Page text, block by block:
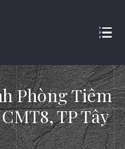
Phòng Tiêm
TP Tây